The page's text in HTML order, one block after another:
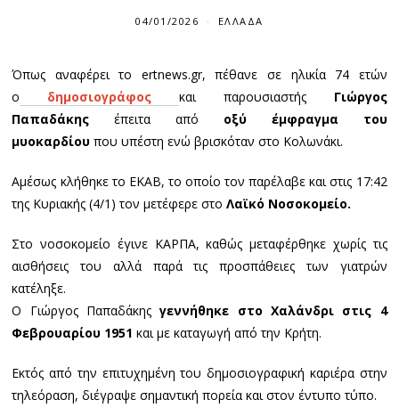
04/01/2026 ΕΛΛΆΔΑ
Όπως αναφέρει το ertnews.gr, πέθανε σε ηλικία 74 ετών
ο δημοσιογράφος και παρουσιαστήςΓιώργος
Παπαδάκηςέπειτα από οξύ έμφραγμα του
μυοκαρδίου που υπέστη ενώ βρισκόταν στο Κολωνάκι.
Αμέσως κλήθηκε το ΕΚΑΒ, το οποίο τον παρέλαβε και στις 17:42
της Κυριακής (4/1) τον μετέφερε στοΛαϊκό Νοσοκομείο.
Στο νοσοκομείο έγινε ΚΑΡΠΑ, καθώς μεταφέρθηκε χωρίς τις
αισθήσεις του αλλά παρά τις προσπάθειες των γιατρών
κατέληξε.
Ο Γιώργος Παπαδάκης γεννήθηκε στο Χαλάνδρι στις 4
Φεβρουαρίου 1951 και με καταγωγή από την Κρήτη.
Εκτός από την επιτυχημένη του δημοσιογραφική καριέρα στην
τηλεόραση, διέγραψε σημαντική πορεία και στον έντυπο τύπο.